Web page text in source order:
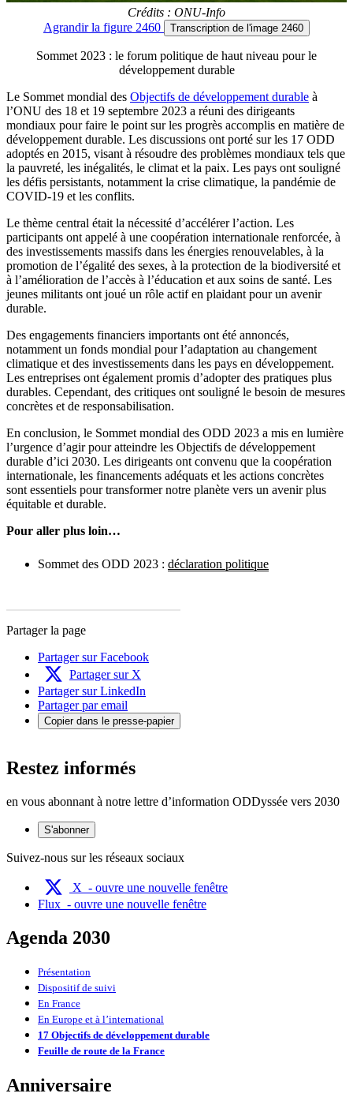
Crédits : ONU-Info
Agrandirla figure 2460 Transcription de l'image 2460
Sommet 2023 : le forum politique de haut niveau pour le
développement durable
Le Sommet mondial des Objectifs de développement durable à
l’ONU des 18 et 19 septembre 2023 a réuni des dirigeants
mondiaux pour faire le point sur les progrès accomplis en matière de
développement durable. Les discussions ont porté sur les 17 ODD
adoptés en 2015, visant à résoudre des problèmes mondiaux tels que
la pauvreté, les inégalités, le climat et la paix. Les pays ont souligné
les défis persistants, notamment la crise climatique, la pandémie de
COVID-19 et les conflits.
Le thème central était la nécessité d’accélérer l’action. Les
participants ont appelé à une coopération internationale renforcée, à
des investissements massifs dans les énergies renouvelables, à la
promotion de l’égalité des sexes, à la protection de la biodiversité et
à l’amélioration de l’accès à l’éducation et aux soins de santé. Les
jeunes militants ont joué un rôle actif en plaidant pour un avenir
durable.
Des engagements financiers importants ont été annoncés,
notamment un fonds mondial pour l’adaptation au changement
climatique et des investissements dans les pays en développement.
Les entreprises ont également promis d’adopter des pratiques plus
durables. Cependant, des critiques ont souligné le besoin de mesures
concrètes et de responsabilisation.
En conclusion, le Sommet mondial des ODD 2023 a mis en lumière
l’urgence d’agir pour atteindre les Objectifs de développement
durable d’ici 2030. Les dirigeants ont convenu que la coopération
internationale, les financements adéquats et les actions concrètes
sont essentiels pour transformer notre planète vers un avenir plus
équitable et durable.
Pour aller plus loin…
Sommet des ODD 2023 : déclaration politique
Partager la page
Partager sur Facebook
Partager sur X
Partager sur LinkedIn
Partager par email
Copier dans le presse-papier
Restez informés
en vous abonnant à notre lettre d’information ODDyssée vers 2030
S'abonner
Suivez-nous sur les réseaux sociaux
X - ouvre une nouvelle fenêtre
Flux - ouvre une nouvelle fenêtre
Agenda 2030
Présentation
Dispositif de suivi
En France
En Europe et à l’international
17 Objectifs de développement durable
Feuille de route de la France
Anniversaire